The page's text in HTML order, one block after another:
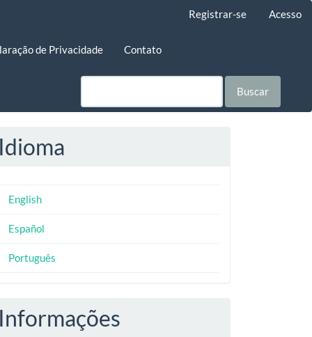
Registrar-se Acesso
de Privacidade Contato
Buscar
Idioma
English
Español
Português
Informações